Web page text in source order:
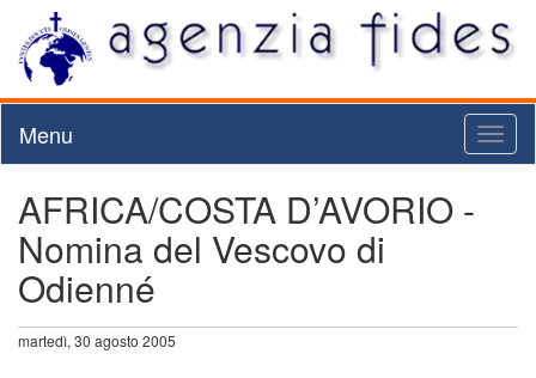
Menu
AFRICA/COSTA D’AVORIO -
Nomina del Vescovo di
Odienné
martedì, 30 agosto 2005